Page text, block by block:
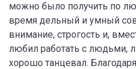
можно было получить по
время дельный и умный
внимание, строгость и,
любил работать с
хорошо танцевал.